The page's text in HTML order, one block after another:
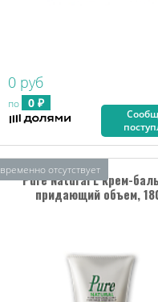
0 руб
по 0 ₽
Pure Natural L крем-
придающий объем,
временно отсутствует